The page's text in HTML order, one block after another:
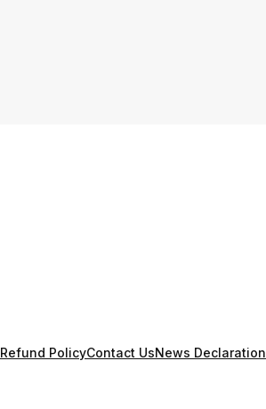
Refund PolicyContact UsNews Declaration